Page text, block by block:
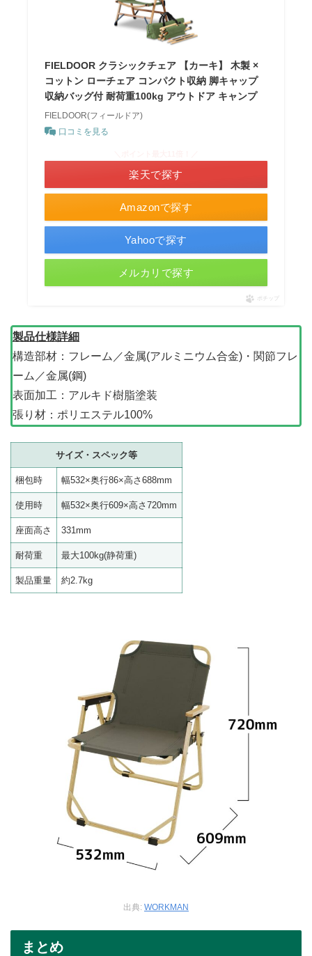
FIELDOOR クラシックチェア 【カーキ】 木製 ×
コットン ローチェア コンパクト収納 脚キャップ
収納バッグ付 耐荷重100kg アウトドア キャンプ
FIELDOOR(フィールドア)
口コミを見る
Amazonで探す
楽天で探す
Yahooで探す
メルカリで探す
ポチップ
製品仕様詳細
構造部材：フレーム／金属(アルミニウム合金)・関節フレ
ーム／金属(鋼)
表面加工：アルキド樹脂塗装
張り材：ポリエステル100%
サイズ・スペック等
梱包時 幅532×奥行86×高さ688mm
使用時 幅532×奥行609×高さ720mm
座面高さ 331mm
耐荷重 最大100kg(静荷重)
製品重量 約2.7kg
出典: WORKMAN
まとめ